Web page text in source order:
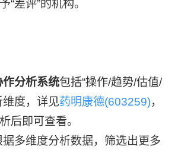
“差评”的机构。
作分析系统包括“操作/趋势/估值/
维度，详见药明康德(603259)，
后即可查看。
据多维度分析数据，筛选出更多